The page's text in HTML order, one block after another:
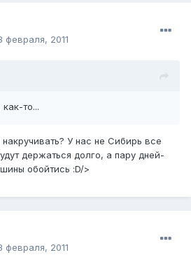
февраля, 2011
то...
У нас не Сибирь все
держаться долго, а пару дней-
обойтись :D/>
февраля, 2011